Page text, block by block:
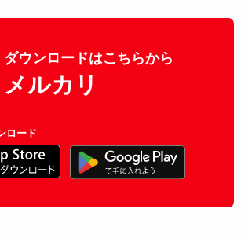
ダウンロードはこちらから
メルカリ
ロード